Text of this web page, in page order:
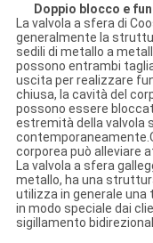
Doppio blocco e
La valvola a sfera di
generalmente la
sedili di metallo a
possono entrambi
uscita per realizzare
chiusa, la cavità del
possono essere
estremità della valvola
corporea può alleviare
La valvola a sfera
metallo, ha una
utilizza in generale una
in modo speciale dai
sigillamento